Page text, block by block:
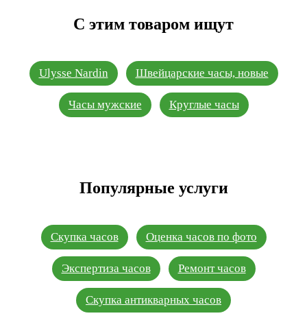
С этим товаром ищут
Ulysse Nardin Швейцарские часы, новые
Часы мужские Круглые часы
Популярные услуги
Скупка часов Оценка часов по фото
Экспертиза часов Ремонт часов
Скупка антикварных часов